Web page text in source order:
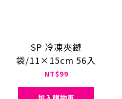
SP 冷凍夾鏈
袋/11×15cm 56入
NT$99